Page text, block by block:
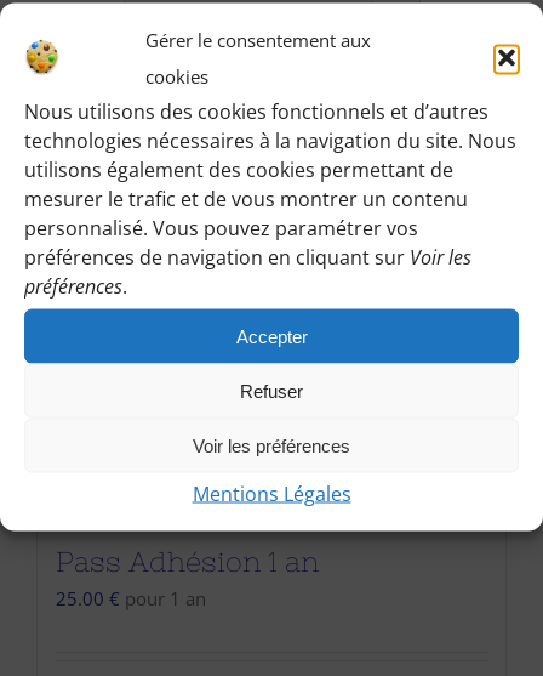
Gérer le consentement aux
cookies
Nous utilisons des cookies fonctionnels et d’autres
technologies nécessaires à la navigation du site. Nous
utilisons également des cookies permettant de
mesurer le trafic et de vous montrer un contenu
personnalisé. Vous pouvez paramétrer vos
préférences de navigation en cliquant sur Voir les
préférences.
Accepter
Refuser
Voir les préférences
Mentions Légales
Montrer36 produits
Pass Adhésion 1 an
25.00 € pour 1 an